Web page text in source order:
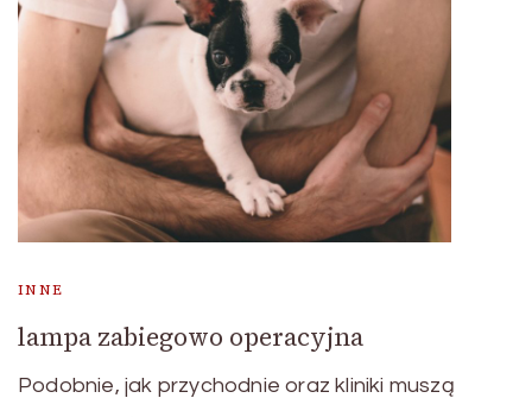
INNE
lampa zabiegowo operacyjna
Podobnie, jak przychodnie oraz kliniki muszą